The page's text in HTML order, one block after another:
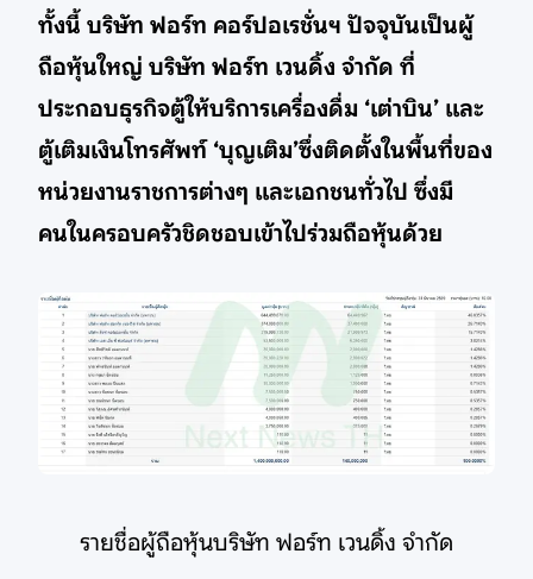
ทั้งนี้ บริษัท ฟอร์ท คอร์ปอเรชั่นฯ ปัจจุบันเป็นผู้
ถือหุ้นใหญ่ บริษัท ฟอร์ท เวนดิ้ง จำกัด ที่
ประกอบธุรกิจตู้ให้บริการเครื่องดื่ม ‘เต่าบิน’ และ
ตู้เติมเงินโทรศัพท์ ‘บุญเติม’ซึ่งติดตั้งในพื้นที่ของ
หน่วยงานราชการต่างๆ และเอกชนทั่วไป ซึ่งมี
คนในครอบครัวชิดชอบเข้าไปร่วมถือหุ้นด้วย
รายชื่อผู้ถือหุ้นบริษัท ฟอร์ท เวนดิ้ง จำกัด